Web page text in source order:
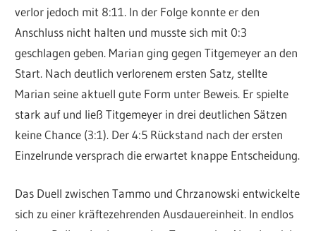
verlor jedoch mit 8:11. In der Folge konnte er den
Anschluss nicht halten und musste sich mit 0:3
geschlagen geben. Marian ging gegen Titgemeyer an den
Start. Nach deutlich verlorenem ersten Satz, stellte
Marian seine aktuell gute Form unter Beweis. Er spielte
stark auf und ließ Titgemeyer in drei deutlichen Sätzen
keine Chance (3:1). Der 4:5 Rückstand nach der ersten
Einzelrunde versprach die erwartet knappe Entscheidung.
Das Duell zwischen Tammo und Chrzanowski entwickelte
sich zu einer kräftezehrenden Ausdauereinheit. In endlos